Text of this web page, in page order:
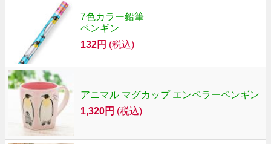
7色カラー鉛筆
ペンギン
132円 (税込)
アニマル マグカップ エンペラーペンギン
1,320円 (税込)